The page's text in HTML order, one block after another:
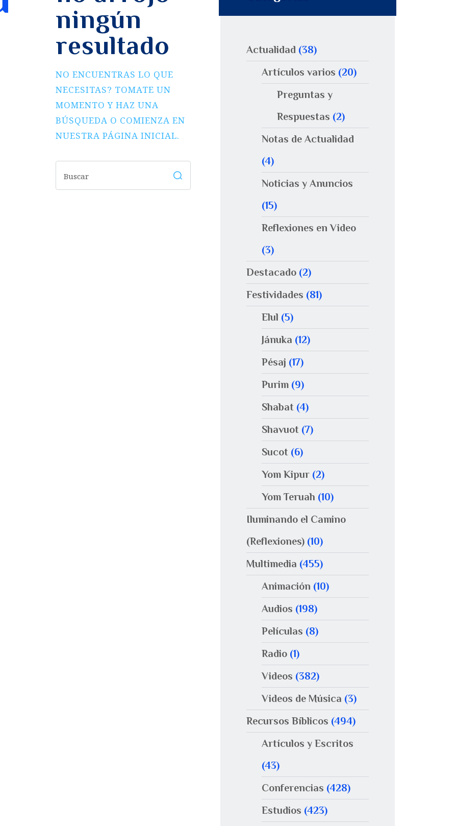
ningún
resultado
NO ENCUENTRAS LO QUE
NECESITAS? TOMATE UN
MOMENTO Y HAZ UNA
BÚSQUEDA O COMIENZA EN
NUESTRA PÁGINA INICIAL.
Actualidad (38)
Artículos varios (20)
Preguntas y
Respuestas (2)
Notas de Actualidad
(4)
Noticias y Anuncios
(15)
Reflexiones en Video
(3)
Destacado (2)
Festividades (81)
Elul (5)
Jánuka (12)
Pésaj (17)
Purim (9)
Shabat (4)
Shavuot (7)
Sucot (6)
Yom Kipur (2)
Yom Teruah (10)
Iluminando el Camino
(Reflexiones) (10)
Multimedia (455)
Animación (10)
Audios (198)
Películas (8)
Radio (1)
Videos (382)
Videos de Música (3)
Recursos Bíblicos (494)
Artículos y Escritos
(43)
Conferencias (428)
Estudios (423)